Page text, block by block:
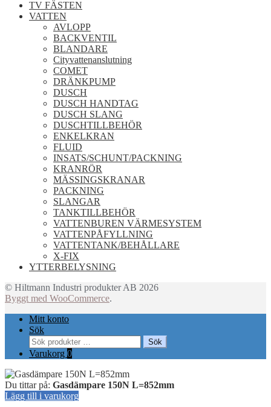
TV FÄSTEN
VATTEN
AVLOPP
BACKVENTIL
BLANDARE
Cityvattenanslutning
COMET
DRÄNKPUMP
DUSCH
DUSCH HANDTAG
DUSCH SLANG
DUSCHTILLBEHÖR
ENKELKRAN
FLUID
INSATS/SCHUNT/PACKNING
KRANRÖR
MÄSSINGSKRANAR
PACKNING
SLANGAR
TANKTILLBEHÖR
VATTENBUREN VÄRMESYSTEM
VATTENPÅFYLLNING
VATTENTANK/BEHÅLLARE
X-FIX
YTTERBELYSNING
© Hiltmann Industri produkter AB 2026
Byggt med WooCommerce.
Mitt konto
Sök
Sök
efter:
Sök
Varukorg 0
Du tittar på: Gasdämpare 150N L=852mm
Lägg till i varukorg